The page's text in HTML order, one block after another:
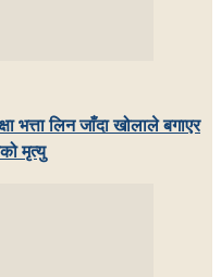
भत्ता लिन जाँदा खोलाले बगाएर
मृत्यु